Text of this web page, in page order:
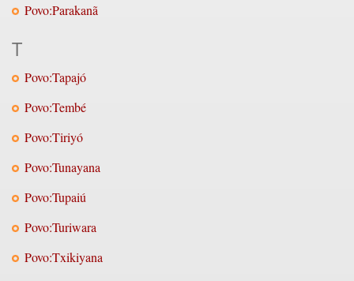
Povo:Parakanã
T
Povo:Tapajó
Povo:Tembé
Povo:Tiriyó
Povo:Tunayana
Povo:Tupaiú
Povo:Turiwara
Povo:Txikiyana